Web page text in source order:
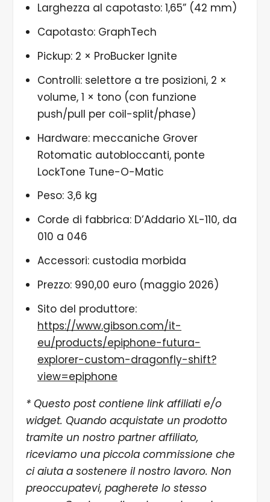
Larghezza al capotasto: 1,65” (42 mm)
Capotasto: GraphTech
Pickup: 2 × ProBucker Ignite
Controlli: selettore a tre posizioni, 2 ×
volume, 1 × tono (con funzione
push/pull per coil-split/phase)
Hardware: meccaniche Grover
Rotomatic autobloccanti, ponte
LockTone Tune-O-Matic
Peso: 3,6 kg
Corde di fabbrica: D’Addario XL-110, da
010 a 046
Accessori: custodia morbida
Prezzo: 990,00 euro (maggio 2026)
Sito del produttore:
https://www.gibson.com/it-
eu/products/epiphone-futura-
explorer-custom-dragonfly-shift?
view=epiphone
* Questo post contiene link affiliati e/o
widget. Quando acquistate un prodotto
tramite un nostro partner affiliato,
riceviamo una piccola commissione che
ci aiuta a sostenere il nostro lavoro. Non
preoccupatevi, pagherete lo stesso